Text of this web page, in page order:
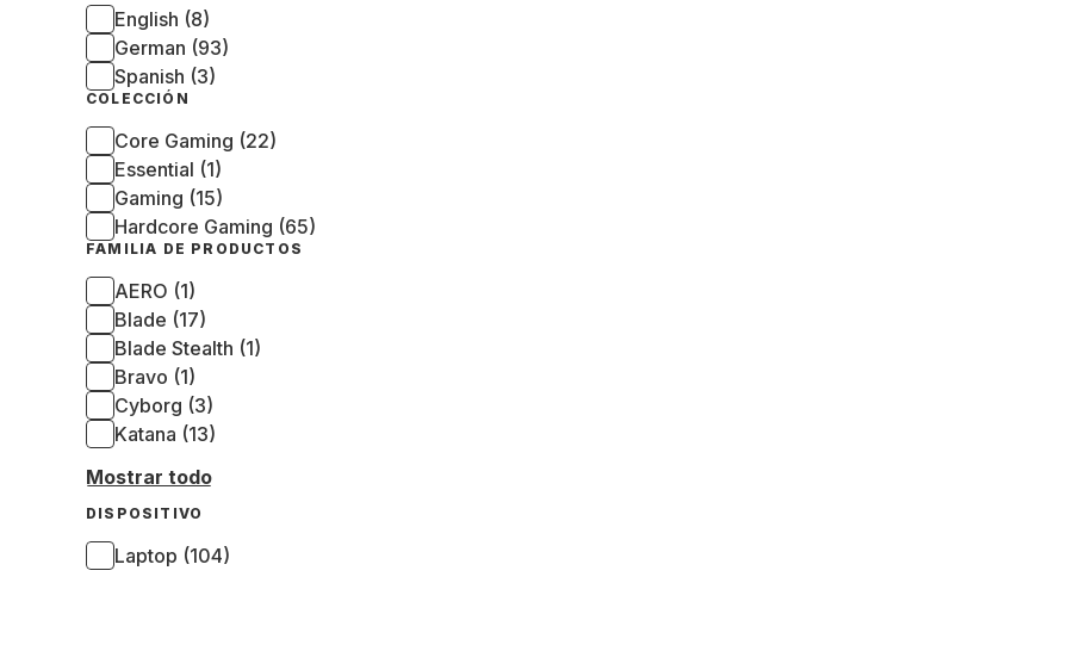
English (8)
German (93)
Spanish (3)
COLECCIÓN
Core Gaming (22)
Essential (1)
Gaming (15)
Hardcore Gaming (65)
FAMILIA DE PRODUCTOS
AERO (1)
Blade (17)
Blade Stealth (1)
Bravo (1)
Cyborg (3)
Katana (13)
Mostrar todo
DISPOSITIVO
Laptop (104)